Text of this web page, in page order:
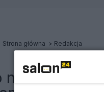
Strona główna Redakcja
notki: